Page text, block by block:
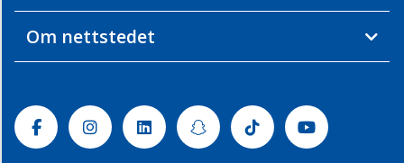
Om nettstedet
FacebookInstagramLinkedinSnapchatTiktok Youtube